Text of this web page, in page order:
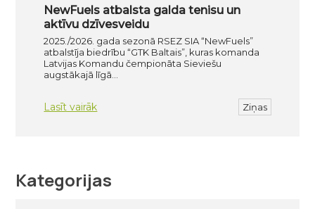
NewFuels atbalsta galda tenisu un
aktīvu dzīvesveidu
2025./2026. gada sezonā RSEZ SIA “NewFuels”
atbalstīja biedrību “GTK Baltais”, kuras komanda
Latvijas Komandu čempionāta Sieviešu
augstākajā līgā…
Lasīt vairāk Ziņas
Kategorijas